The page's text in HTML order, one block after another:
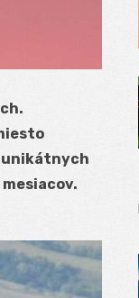
unikátnych